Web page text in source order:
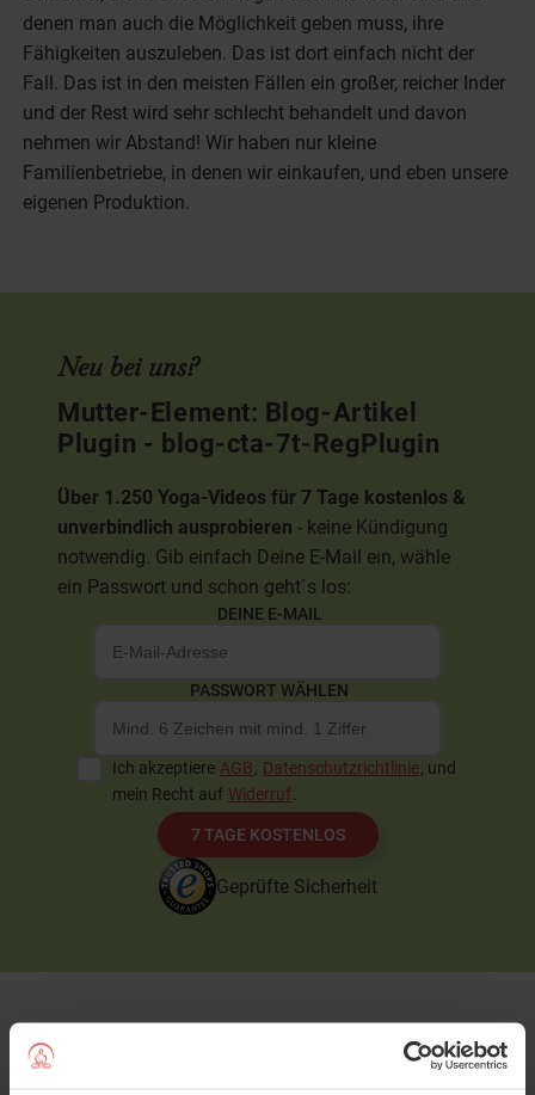
denen man auch die Möglichkeit geben muss, ihre
Fähigkeiten auszuleben. Das ist dort einfach nicht der
Fall. Das ist in den meisten Fällen ein großer, reicher Inder
und der Rest wird sehr schlecht behandelt und davon
nehmen wir Abstand! Wir haben nur kleine
Familienbetriebe, in denen wir einkaufen, und eben unsere
eigenen Produktion.
Neu bei uns?
Mutter-Element: Blog-Artikel
Plugin - blog-cta-7t-RegPlugin
Über 1.250 Yoga-Videos für 7 Tage kostenlos &
unverbindlich ausprobieren - keine Kündigung
notwendig. Gib einfach Deine E-Mail ein, wähle
ein Passwort und schon geht`s los:
DEINE E-MAIL
PASSWORT WÄHLEN
Ich akzeptiere AGB Datenschutzrichtlinie , und
mein Recht auf Widerruf
7 TAGE KOSTENLOS
Geprüfte Sicherheit